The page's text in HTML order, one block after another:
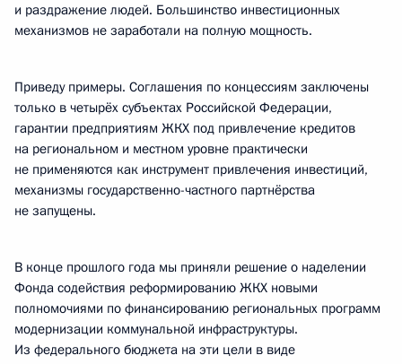
и раздражение людей. Большинство инвестиционных
механизмов не заработали на полную мощность.
Приведу примеры. Соглашения по концессиям заключены
только в четырёх субъектах Российской Федерации,
гарантии предприятиям ЖКХ под привлечение кредитов
на региональном и местном уровне практически
не применяются как инструмент привлечения инвестиций,
механизмы государственно-частного партнёрства
не запущены.
В конце прошлого года мы приняли решение о наделении
Фонда содействия реформированию ЖКХ новыми
полномочиями по финансированию региональных программ
модернизации коммунальной инфраструктуры.
Из федерального бюджета на эти цели в виде